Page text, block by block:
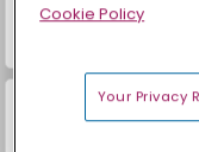
Cookie Policy
Your Privacy